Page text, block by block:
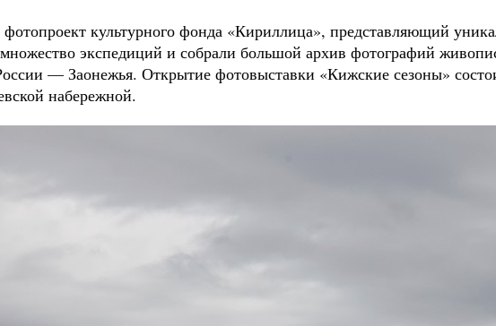
культурного фонда «Кириллица», представляющий
экспедиций и собрали большой архив фотографий
— Заонежья. Открытие фотовыставки «Кижские сезоны»
набережной.